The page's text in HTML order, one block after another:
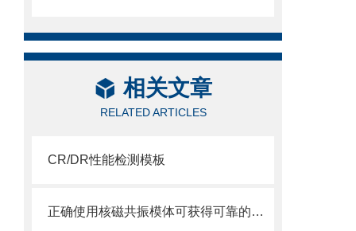
相关文章
RELATED ARTICLES
CR/DR性能检测模板
正确使用核磁共振模体可获得可靠的数据